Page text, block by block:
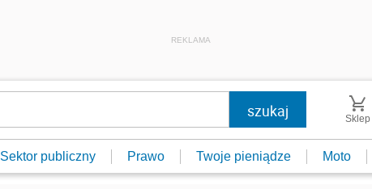
REKLAMA
Sklep
Sektor publiczny Prawo Twoje pieniądze Moto